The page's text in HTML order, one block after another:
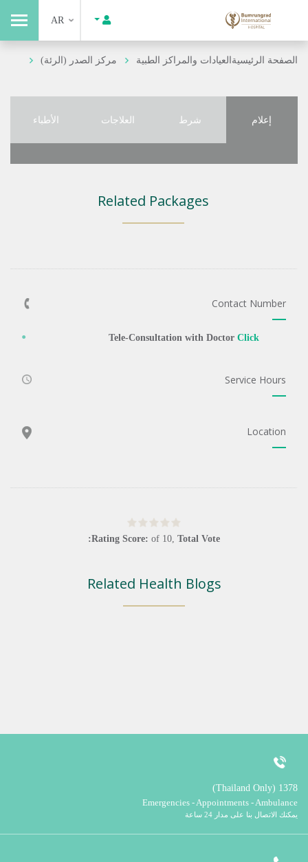
AR
الصفحة الرئيسيةالعيادات والمراكز الطبية مركز الصدر (الرئة)
إعلام شرط العلاجات الأطباء
Related Packages
Contact Number
Tele-Consultation with Doctor Click
Service Hours
Location
Rating Score: of 10, Total Vote:
Related Health Blogs
1378 (Thailand Only)
Emergencies - Appointments - Ambulance
يمكنك الاتصال بنا على مدار 24 ساعة